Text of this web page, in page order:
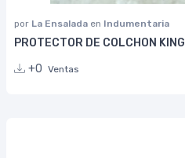
por La Ensalada en Indumentaria
PROTECTOR DE COLCHON KING
+0 Ventas